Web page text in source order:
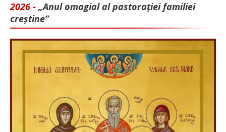
2026 - „Anul omagial al pastorației familiei
creștine”